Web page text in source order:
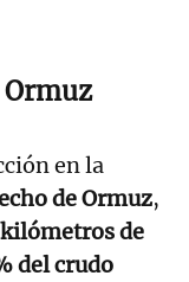
en la
de Ormuz,
de
del crudo